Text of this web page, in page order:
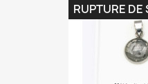
RUPTURE DE